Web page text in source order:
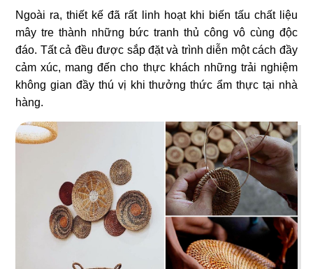
Ngoài ra, thiết kế đã rất linh hoạt khi biến tấu chất liệu
mây tre thành những bức tranh thủ công vô cùng độc
đáo. Tất cả đều được sắp đặt và trình diễn một cách đầy
cảm xúc, mang đến cho thực khách những trải nghiệm
không gian đầy thú vị khi thưởng thức ẩm thực tại nhà
hàng.
65
CAFE 1987
Cafe sân vườn
66
NGUYÊN SINH EST.1942
Bistro
LE STEAK
Nhà hàng Âu
68
CƠM NIÊU VĨNH LONG
Nhà hàng Việt